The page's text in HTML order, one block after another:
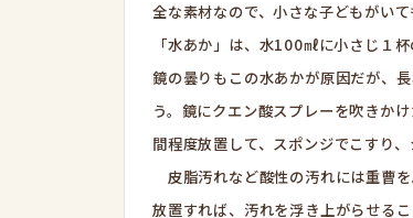
全な素材なので、小さな子どもがいて
「水あか」は、水100㎖に小さじ１
鏡の曇りもこの水あかが原因だが、
う。鏡にクエン酸スプレーを吹きか
間程度放置して、スポンジでこすり
皮脂汚れなど酸性の汚れには重曹
放置すれば、汚れを浮き上がらせるこ